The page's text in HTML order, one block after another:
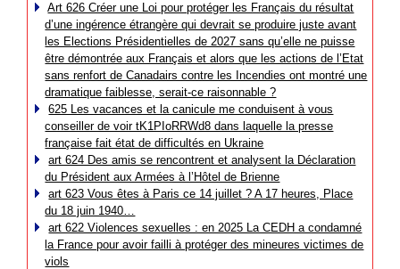
Art 626 Créer une Loi pour protéger les Français du résultat
d’une ingérence étrangère qui devrait se produire juste avant
les Elections Présidentielles de 2027 sans qu’elle ne puisse
être démontrée aux Français et alors que les actions de l’Etat
sans renfort de Canadairs contre les Incendies ont montré une
dramatique faiblesse, serait-ce raisonnable ?
625 Les vacances et la canicule me conduisent à vous
conseiller de voir tK1PIoRRWd8 dans laquelle la presse
française fait état de difficultés en Ukraine
art 624 Des amis se rencontrent et analysent la Déclaration
du Président aux Armées à l’Hôtel de Brienne
art 623 Vous êtes à Paris ce 14 juillet ? A 17 heures, Place
du 18 juin 1940…
art 622 Violences sexuelles : en 2025 La CEDH a condamné
la France pour avoir failli à protéger des mineures victimes de
viols